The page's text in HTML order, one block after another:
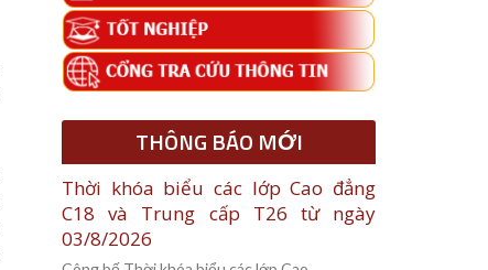
THÔNG BÁO MỚI
Thời khóa biểu các lớp Cao đẳng
C18 và Trung cấp T26 từ ngày
03/8/2026